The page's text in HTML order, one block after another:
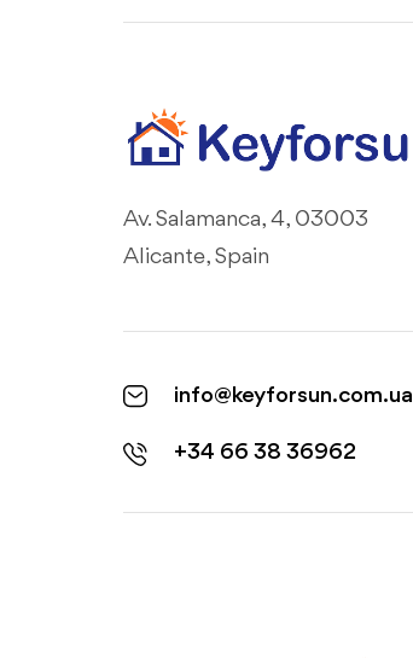
Av. Salamanca, 4, 03003
Alicante, Spain
info@keyforsun.com.ua
+34 66 38 36962